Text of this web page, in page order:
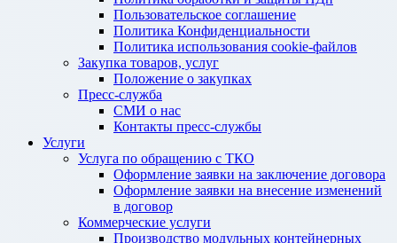
Пользовательское соглашение
Политика Конфиденциальности
Политика использования cookie-файлов
Закупка товаров, услуг
Положение о закупках
Пресс-служба
СМИ о нас
Контакты пресс-службы
Услуги
Услуга по обращению с ТКО
Оформление заявки на заключение договора
Оформление заявки на внесение изменений
в договор
Коммерческие услуги
Производство модульных контейнерных